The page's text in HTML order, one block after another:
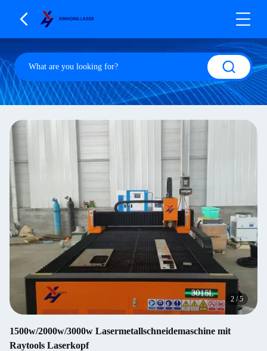
2 /5
1500w/2000w/3000w Lasermetallschneidemaschine mit
Raytools Laserkopf